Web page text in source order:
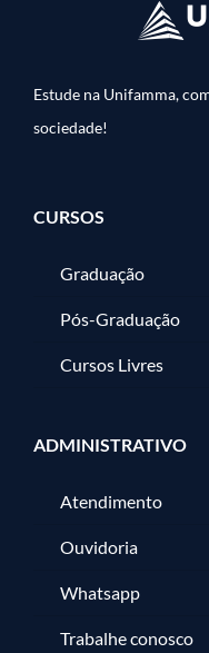
Estude na Unifamma,
sociedade!
CURSOS
Graduação
Pós-Graduação
Cursos Livres
ADMINISTRATIVO
Atendimento
Ouvidoria
Whatsapp
Trabalhe conosco